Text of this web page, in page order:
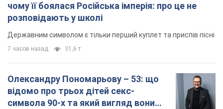
чому її боялася Російська імперія: про це не
розповідають у школі
Державним символом є тільки перший куплет та приспів пісні
7 часов назад 31,6 т.
Олександру Пономарьову – 53: що
відомо про трьох дітей секс-
символа 90-х та який вигляд вони